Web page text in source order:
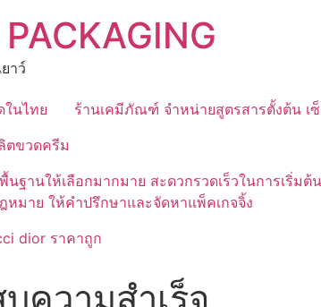
าว์
นไทย
ร้านเคมีภัณฑ์ จำหน่ายสูตรสารตั้งต้น เ
ตขวดครีม
นฐานให้เลือกมากมาย สะดวกรวดเร็วในการเ
หมาย ให้คำปรึกษาและจัดหาแพ็คเกจจิ้ง
dior ราคาถูก